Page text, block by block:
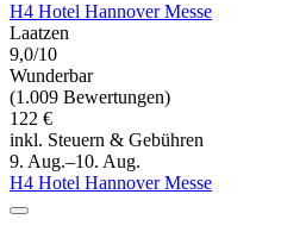
H4 Hotel Hannover Messe
Laatzen
9,0/10
Wunderbar
(1.009 Bewertungen)
122 €
inkl. Steuern & Gebühren
9. Aug.–10. Aug.
H4 Hotel Hannover Messe